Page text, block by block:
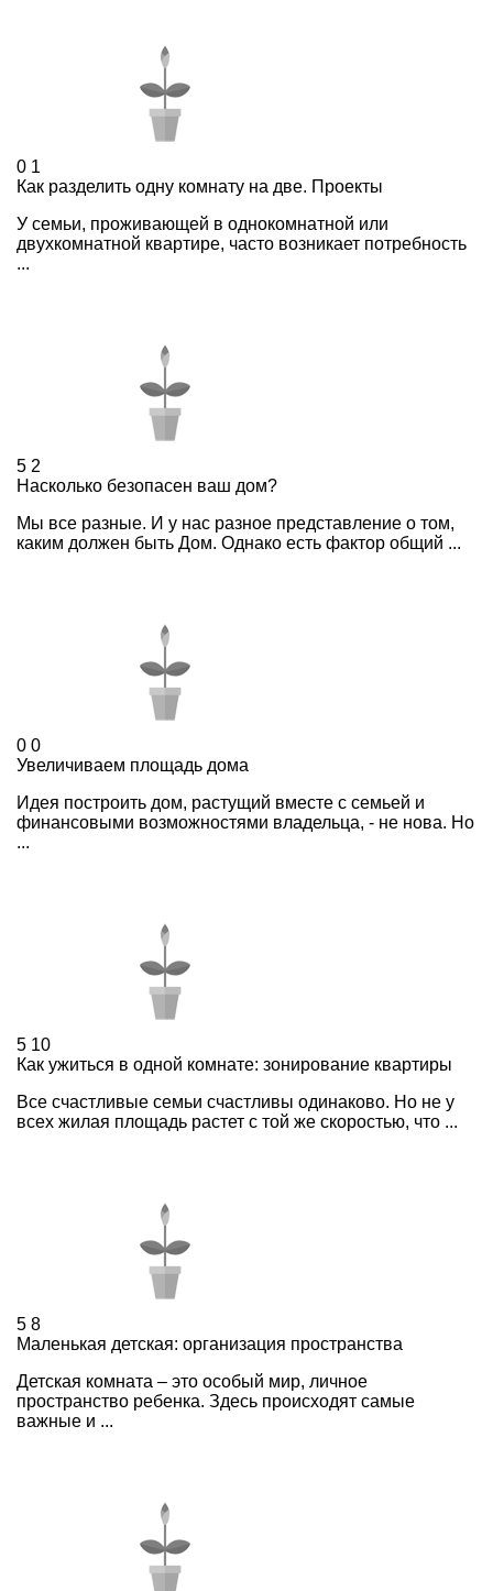
0 1
Как разделить одну комнату на две. Проекты
У семьи, проживающей в однокомнатной или
двухкомнатной квартире, часто возникает потребность
...
5 2
Насколько безопасен ваш дом?
Мы все разные. И у нас разное представление о том,
каким должен быть Дом. Однако есть фактор общий ...
0 0
Увеличиваем площадь дома
Идея построить дом, растущий вместе с семьей и
финансовыми возможностями владельца, - не нова. Но
...
5 10
Как ужиться в одной комнате: зонирование квартиры
Все счастливые семьи счастливы одинаково. Но не у
всех жилая площадь растет с той же скоростью, что ...
5 8
Маленькая детская: организация пространства
Детская комната – это особый мир, личное
пространство ребенка. Здесь происходят самые
важные и ...